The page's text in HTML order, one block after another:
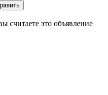
считаете это объявление